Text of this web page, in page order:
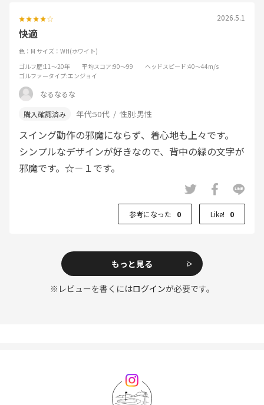
2026.5.1
快適
色：M サイズ：WH(ホワイト)
ゴルフ歴:11～20年 平均スコア:90～99 ヘッドスピード:40～44m/s
ゴルファータイプ:エンジョイ
なるなるな
年代:50代 性別:男性
スイング動作の邪魔にならず、着心地も上々です。
シンプルなデザインが好きなので、背中の緑の文字が
邪魔です。☆－１です。
参考になった 0 Like! 0
もっと見る
※レビューを書くにはログインが必要です。